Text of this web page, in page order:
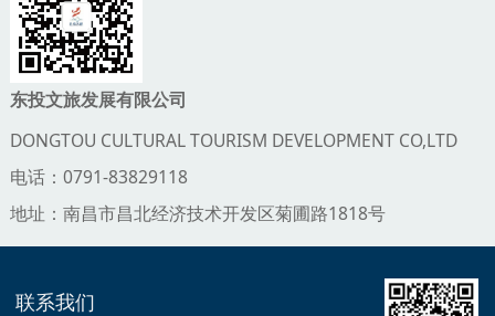
东投文旅发展有限公司
DONGTOU CULTURAL TOURISM DEVELOPMENT CO,LTD
电话：0791-83829118
地址：南昌市昌北经济技术开发区菊圃路1818号
联系我们